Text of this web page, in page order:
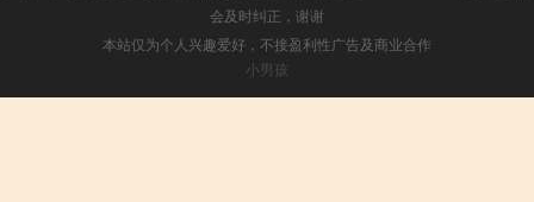
会及时纠正，谢谢
本站仅为个人兴趣爱好，不接盈利性广告及商业合作
小男孩